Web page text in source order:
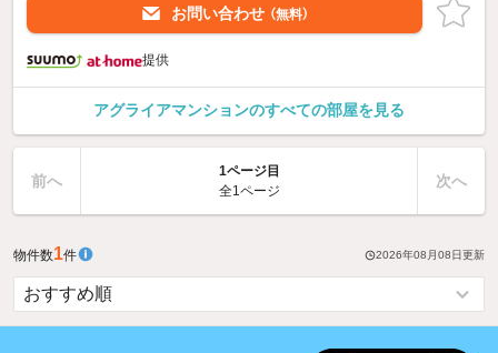
お問い合わせ （無料）
提供
アグライアマンションのすべての部屋を見る
前へ
1ページ目
全1ページ
次へ
物件数1件 2026年08月08日 更新